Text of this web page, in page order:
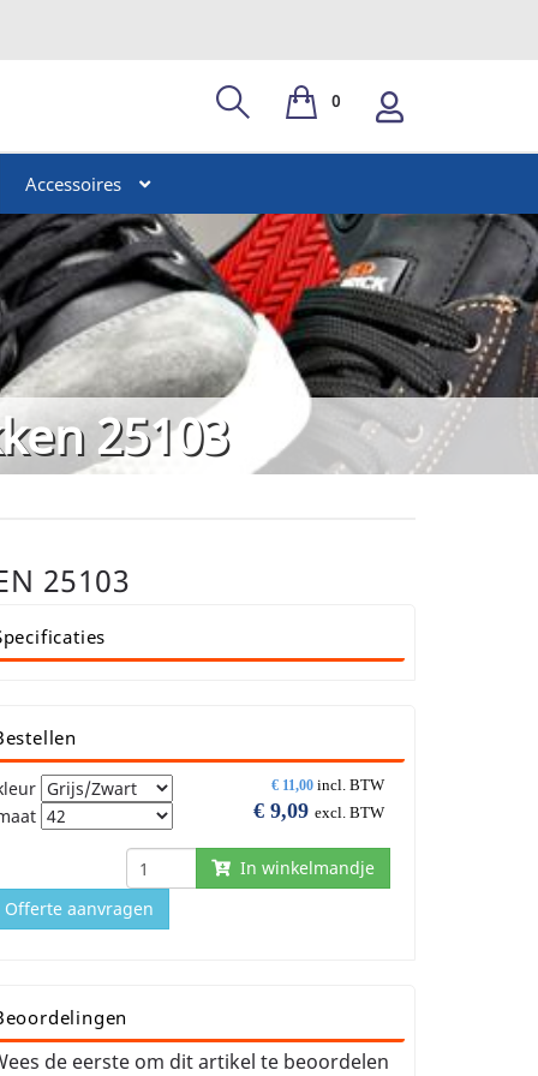
0
Accessoires
25103
25103
€ 11,00 incl. BTW
€ 9,09 excl. BTW
In winkelmandje
Offerte aanvragen
de eerste om dit artikel te beoordelen